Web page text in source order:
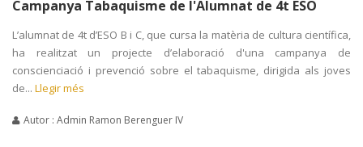
Campanya Tabaquisme de l'Alumnat de 4t ESO
L’alumnat de 4t d’ESO B i C, que cursa la matèria de cultura científica,
ha realitzat un projecte d’elaboració d'una campanya de
conscienciació i prevenció sobre el tabaquisme, dirigida als joves
de... Llegir més
Autor : Admin Ramon Berenguer IV